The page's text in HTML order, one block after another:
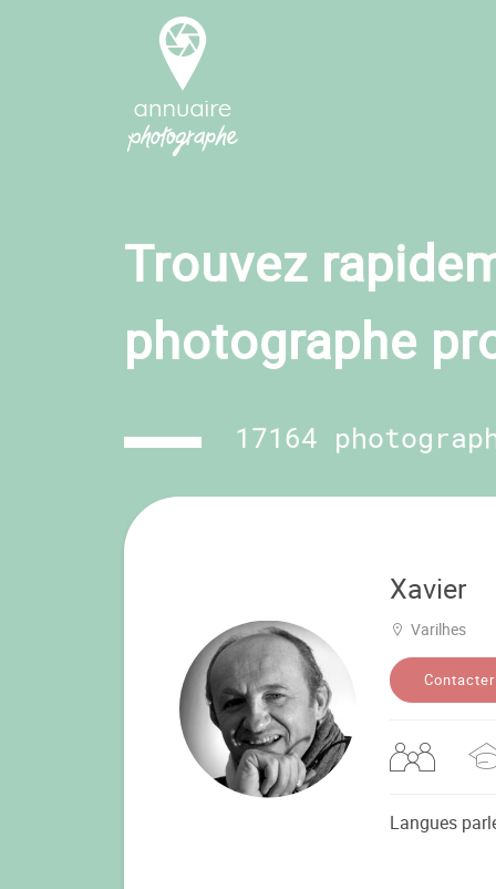
Trouvez
photographe
17164
Xavier
Varilhes
Contacter
Langues